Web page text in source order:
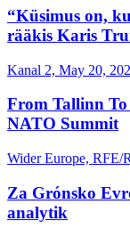
“Küsimus on,
rääkis Karis
Kanal 2, May 20,
From Tallinn
NATO Summit
Wider Europe, RFE/
Za Grónsko
analytik